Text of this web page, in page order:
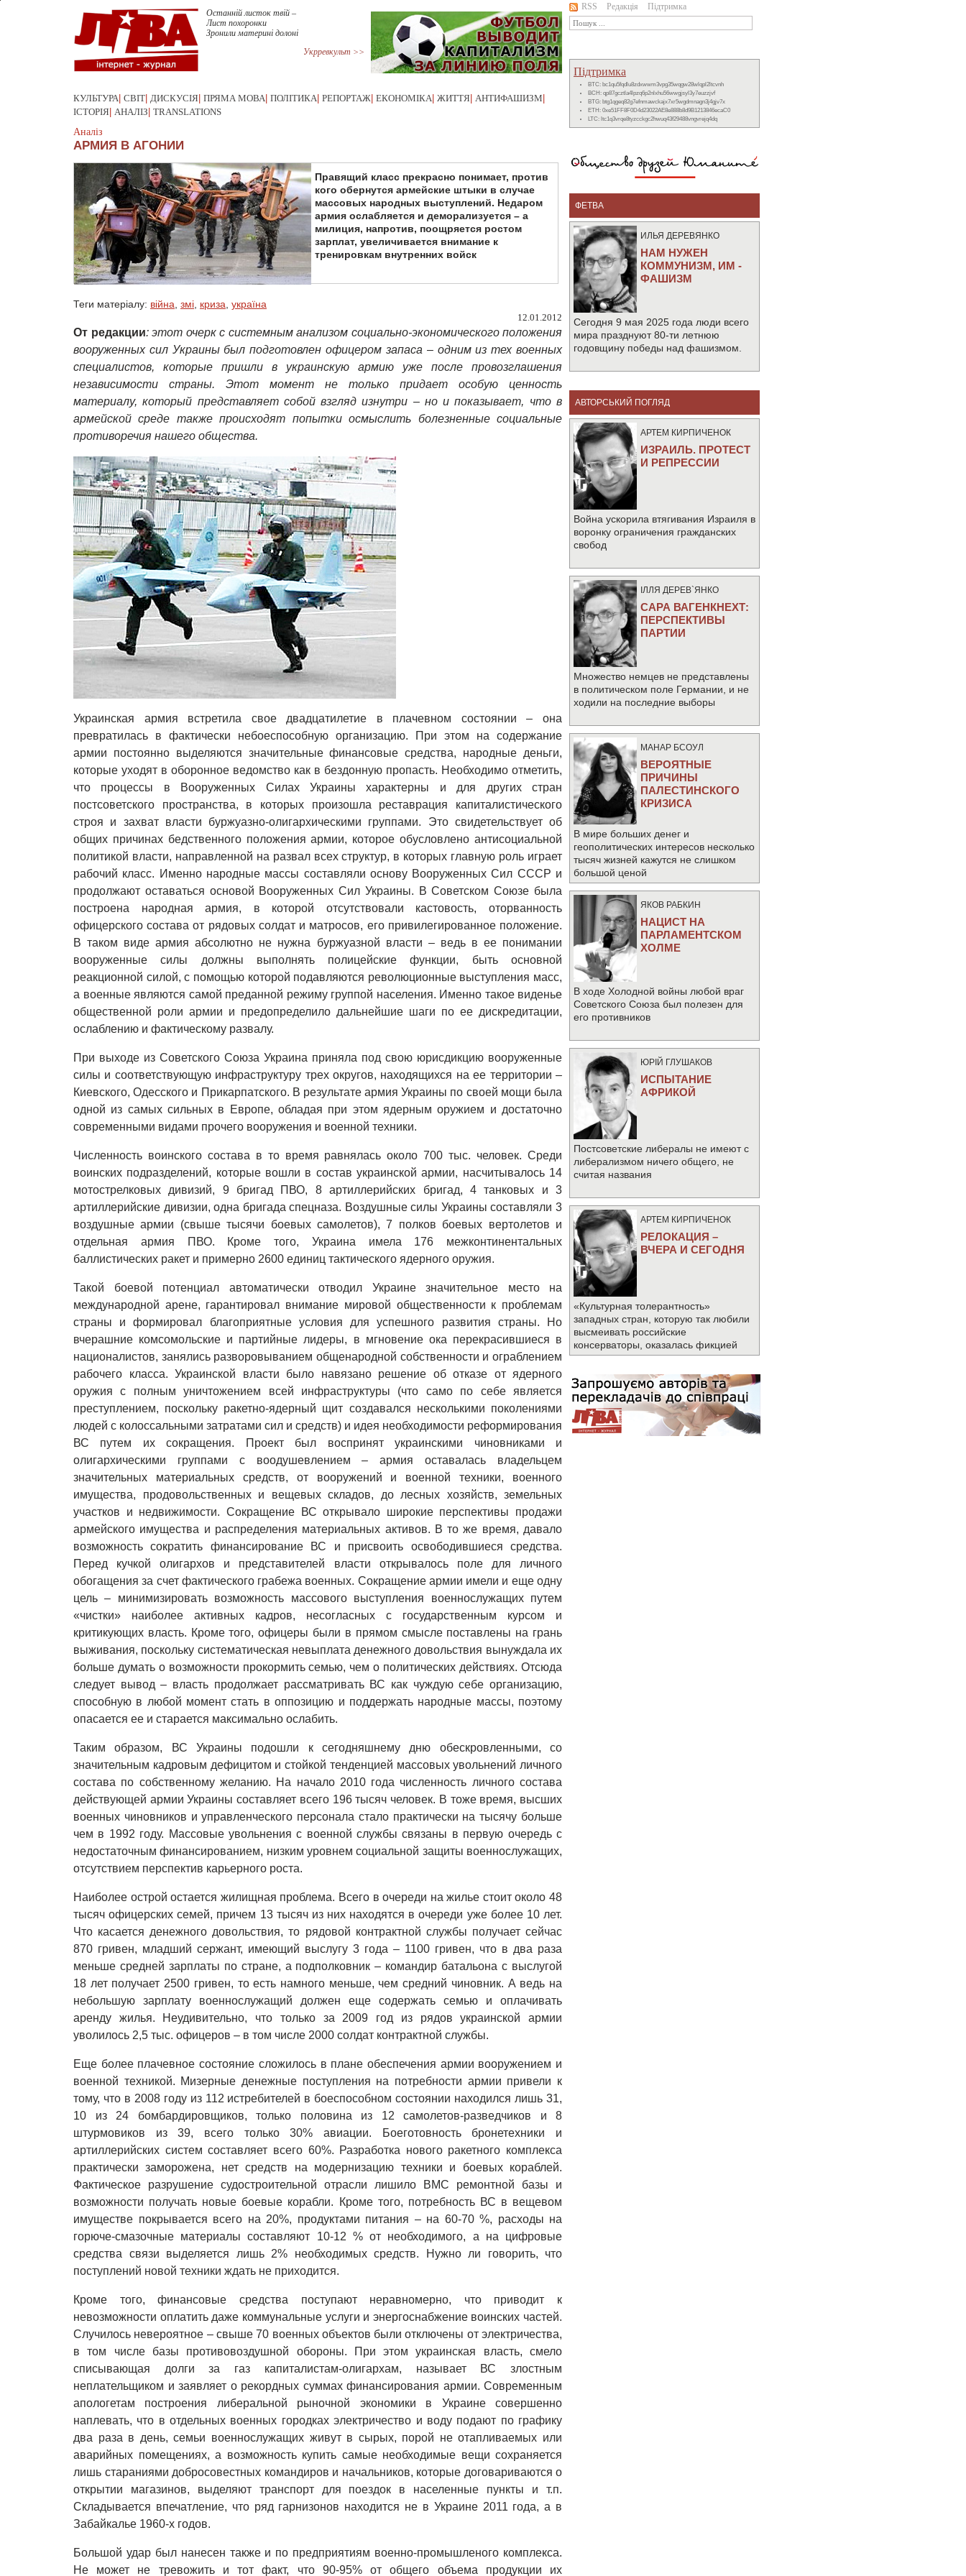
Останній листок твій –
Лист похоронки
Зронили материні долоні
Укрревкульт >>
КУЛЬТУРА СВІТ ДИСКУСІЯ ПРЯМА МОВА ПОЛІТИКА РЕПОРТАЖ ЕКОНОМІКА ЖИТТЯ АНТИФАШИЗМ
ІСТОРІЯ АНАЛІЗ TRANSLATIONS
Аналіз
АРМИЯ В АГОНИИ
Правящий класс прекрасно понимает, против
кого обернутся армейские штыки в случае
массовых народных выступлений. Недаром
армия ослабляется и деморализуется – а
милиция, напротив, поощряется ростом
зарплат, увеличивается внимание к
тренировкам внутренних войск
Теги матеріалу: війна змі криза україна
12.01.2012
От редакции: этот очерк с системным анализом социально-экономического положения
вооруженных сил Украины был подготовлен офицером запаса – одним из тех военных
специалистов, которые пришли в украинскую армию уже после провозглашения
независимости страны. Этот момент не только придает особую ценность
материалу, который представляет собой взгляд изнутри – но и показывает, что в
армейской среде также происходят попытки осмыслить болезненные социальные
противоречия нашего общества.
Украинская армия встретила свое двадцатилетие в плачевном состоянии – она
превратилась в фактически небоеспособную организацию. При этом на содержание
армии постоянно выделяются значительные финансовые средства, народные деньги,
которые уходят в оборонное ведомство как в бездонную пропасть. Необходимо отметить,
что процессы в Вооруженных Силах Украины характерны и для других стран
постсоветского пространства, в которых произошла реставрация капиталистического
строя и захват власти буржуазно-олигархическими группами. Это свидетельствует об
общих причинах бедственного положения армии, которое обусловлено антисоциальной
политикой власти, направленной на развал всех структур, в которых главную роль играет
рабочий класс. Именно народные массы составляли основу Вооруженных Сил СССР и
продолжают оставаться основой Вооруженных Сил Украины. В Советском Союзе была
построена народная армия, в которой отсутствовали кастовость, оторванность
офицерского состава от рядовых солдат и матросов, его привилегированное положение.
В таком виде армия абсолютно не нужна буржуазной власти – ведь в ее понимании
вооруженные силы должны выполнять полицейские функции, быть основной
реакционной силой, с помощью которой подавляются революционные выступления масс,
а военные являются самой преданной режиму группой населения. Именно такое виденье
общественной роли армии и предопределило дальнейшие шаги по ее дискредитации,
ослаблению и фактическому развалу.
При выходе из Советского Союза Украина приняла под свою юрисдикцию вооруженные
силы и соответствующую инфраструктуру трех округов, находящихся на ее территории –
Киевского, Одесского и Прикарпатского. В результате армия Украины по своей мощи была
одной из самых сильных в Европе, обладая при этом ядерным оружием и достаточно
современными видами прочего вооружения и военной техники.
Численность воинского состава в то время равнялась около 700 тыс. человек. Среди
воинских подразделений, которые вошли в состав украинской армии, насчитывалось 14
мотострелковых дивизий, 9 бригад ПВО, 8 артиллерийских бригад, 4 танковых и 3
артиллерийские дивизии, одна бригада спецназа. Воздушные силы Украины составляли 3
воздушные армии (свыше тысячи боевых самолетов), 7 полков боевых вертолетов и
отдельная армия ПВО. Кроме того, Украина имела 176 межконтинентальных
баллистических ракет и примерно 2600 единиц тактического ядерного оружия.
Такой боевой потенциал автоматически отводил Украине значительное место на
международной арене, гарантировал внимание мировой общественности к проблемам
страны и формировал благоприятные условия для успешного развития страны. Но
вчерашние комсомольские и партийные лидеры, в мгновение ока перекрасившиеся в
националистов, занялись разворовыванием общенародной собственности и ограблением
рабочего класса. Украинской власти было навязано решение об отказе от ядерного
оружия с полным уничтожением всей инфраструктуры (что само по себе является
преступлением, поскольку ракетно-ядерный щит создавался несколькими поколениями
людей с колоссальными затратами сил и средств) и идея необходимости реформирования
ВС путем их сокращения. Проект был воспринят украинскими чиновниками и
олигархическими группами с воодушевлением – армия оставалась владельцем
значительных материальных средств, от вооружений и военной техники, военного
имущества, продовольственных и вещевых складов, до лесных хозяйств, земельных
участков и недвижимости. Сокращение ВС открывало широкие перспективы продажи
армейского имущества и распределения материальных активов. В то же время, давало
возможность сократить финансирование ВС и присвоить освободившиеся средства.
Перед кучкой олигархов и представителей власти открывалось поле для личного
обогащения за счет фактического грабежа военных. Сокращение армии имели и еще одну
цель – минимизировать возможность массового выступления военнослужащих путем
«чистки» наиболее активных кадров, несогласных с государственным курсом и
критикующих власть. Кроме того, офицеры были в прямом смысле поставлены на грань
выживания, поскольку систематическая невыплата денежного довольствия вынуждала их
больше думать о возможности прокормить семью, чем о политических действиях. Отсюда
следует вывод – власть продолжает рассматривать ВС как чуждую себе организацию,
способную в любой момент стать в оппозицию и поддержать народные массы, поэтому
опасается ее и старается максимально ослабить.
Таким образом, ВС Украины подошли к сегодняшнему дню обескровленными, со
значительным кадровым дефицитом и стойкой тенденцией массовых увольнений личного
состава по собственному желанию. На начало 2010 года численность личного состава
действующей армии Украины составляет всего 196 тысяч человек. В тоже время, высших
военных чиновников и управленческого персонала стало практически на тысячу больше
чем в 1992 году. Массовые увольнения с военной службы связаны в первую очередь с
недостаточным финансированием, низким уровнем социальной защиты военнослужащих,
отсутствием перспектив карьерного роста.
Наиболее острой остается жилищная проблема. Всего в очереди на жилье стоит около 48
тысяч офицерских семей, причем 13 тысяч из них находятся в очереди уже более 10 лет.
Что касается денежного довольствия, то рядовой контрактной службы получает сейчас
870 гривен, младший сержант, имеющий выслугу 3 года – 1100 гривен, что в два раза
меньше средней зарплаты по стране, а подполковник – командир батальона с выслугой
18 лет получает 2500 гривен, то есть намного меньше, чем средний чиновник. А ведь на
небольшую зарплату военнослужащий должен еще содержать семью и оплачивать
аренду жилья. Неудивительно, что только за 2009 год из рядов украинской армии
уволилось 2,5 тыс. офицеров – в том числе 2000 солдат контрактной службы.
Еще более плачевное состояние сложилось в плане обеспечения армии вооружением и
военной техникой. Мизерные денежные поступления на потребности армии привели к
тому, что в 2008 году из 112 истребителей в боеспособном состоянии находился лишь 31,
10 из 24 бомбардировщиков, только половина из 12 самолетов-разведчиков и 8
штурмовиков из 39, всего только 30% авиации. Боеготовность бронетехники и
артиллерийских систем составляет всего 60%. Разработка нового ракетного комплекса
практически заморожена, нет средств на модернизацию техники и боевых кораблей.
Фактическое разрушение судостроительной отрасли лишило ВМС ремонтной базы и
возможности получать новые боевые корабли. Кроме того, потребность ВС в вещевом
имуществе покрывается всего на 20%, продуктами питания – на 60-70 %, расходы на
горюче-смазочные материалы составляют 10-12 % от необходимого, а на цифровые
средства связи выделяется лишь 2% необходимых средств. Нужно ли говорить, что
поступлений новой техники ждать не приходится.
Кроме того, финансовые средства поступают неравномерно, что приводит к
невозможности оплатить даже коммунальные услуги и энергоснабжение воинских частей.
Случилось невероятное – свыше 70 военных объектов были отключены от электричества,
в том числе базы противовоздушной обороны. При этом украинская власть, смело
списывающая долги за газ капиталистам-олигархам, называет ВС злостным
неплательщиком и заявляет о рекордных суммах финансирования армии. Современным
апологетам построения либеральной рыночной экономики в Украине совершенно
наплевать, что в отдельных военных городках электричество и воду подают по графику
два раза в день, семьи военнослужащих живут в сырых, порой не отапливаемых или
аварийных помещениях, а возможность купить самые необходимые вещи сохраняется
лишь стараниями добросовестных командиров и начальников, которые договариваются о
открытии магазинов, выделяют транспорт для поездок в населенные пункты и т.п.
Складывается впечатление, что ряд гарнизонов находится не в Украине 2011 года, а в
Забайкалье 1960-х годов.
Большой удар был нанесен также и по предприятиям военно-промышленого комплекса.
Не может не тревожить и тот факт, что 90-95% от общего объема продукции их
RSS Редакція Підтримка
Підтримка
BTC: bc1qu5fqdlu8zdxwwm3vpg35wqgw28wlqpl2ltcvnh
BCH: qp87gcztla4lpzq6p2nlxhu56wwgjsyl3y7euzzjvf
BTG: btg1qgeq82g7efnmawckajx7xr5wgdmnagn3j4gjv7x
ETH: 0xe51FF8F0D4d23022AE8e888b8d9B1213846ecaC0
LTC: ltc1q3vrqe8tyzcckgc2hwuq43f29488vngvrejq4dq
ФЕТВА
ИЛЬЯ ДЕРЕВЯНКО
НАМ НУЖЕН
КОММУНИЗМ, ИМ -
ФАШИЗМ
Сегодня 9 мая 2025 года люди всего
мира празднуют 80-ти летнюю
годовщину победы над фашизмом.
АВТОРСЬКИЙ ПОГЛЯД
АРТЕМ КИРПИЧЕНОК
ИЗРАИЛЬ. ПРОТЕСТ
И РЕПРЕССИИ
Война ускорила втягивания Израиля в
воронку ограничения гражданских
свобод
IЛЛЯ ДЕРЕВ`ЯНКО
САРА ВАГЕНКНЕХТ:
ПЕРСПЕКТИВЫ
ПАРТИИ
Множество немцев не представлены
в политическом поле Германии, и не
ходили на последние выборы
МАНАР БСОУЛ
ВЕРОЯТНЫЕ
ПРИЧИНЫ
ПАЛЕСТИНСКОГО
КРИЗИСА
В мире больших денег и
геополитических интересов несколько
тысяч жизней кажутся не слишком
большой ценой
ЯКОВ РАБКИН
НАЦИСТ НА
ПАРЛАМЕНТСКОМ
ХОЛМЕ
В ходе Холодной войны любой враг
Советского Союза был полезен для
его противников
ЮРIЙ ГЛУШАКОВ
ИСПЫТАНИЕ
АФРИКОЙ
Постсоветские либералы не имеют с
либерализмом ничего общего, не
считая названия
АРТЕМ КИРПИЧЕНОК
РЕЛОКАЦИЯ –
ВЧЕРА И СЕГОДНЯ
«Культурная толерантность»
западных стран, которую так любили
высмеивать российские
консерваторы, оказалась фикцией